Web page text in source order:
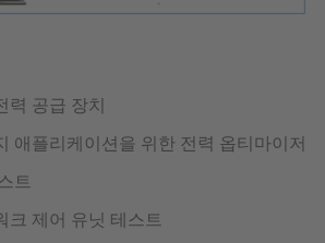
력 공급 장치
애플리케이션을 위한 전력 옵티마이저
트
크 제어 유닛 테스트